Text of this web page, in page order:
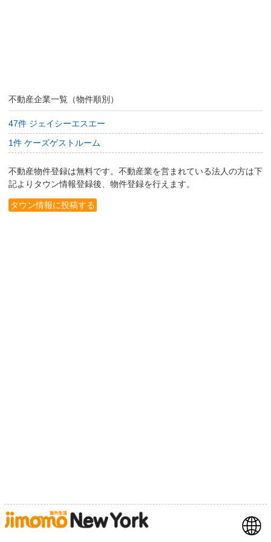
不動産企業一覧（物件順別）
47件 ジェイシーエスエー
1件 ケーズゲストルーム
不動産物件登録は無料です。不動産業を営まれている法人の方は下
記よりタウン情報登録後、物件登録を行えます。
タウン情報に投稿する